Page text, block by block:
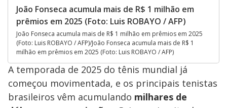
João Fonseca acumula mais de R$ 1 milhão em
prêmios em 2025 (Foto: Luis ROBAYO / AFP)
João Fonseca acumula mais de R$ 1 milhão em prêmios em 2025
(Foto: Luis ROBAYO / AFP)/João Fonseca acumula mais de R$ 1
milhão em prêmios em 2025 (Foto: Luis ROBAYO / AFP)
A temporada de 2025 do tênis mundial já
começou movimentada, e os principais tenistas
brasileiros vêm acumulando milhares de